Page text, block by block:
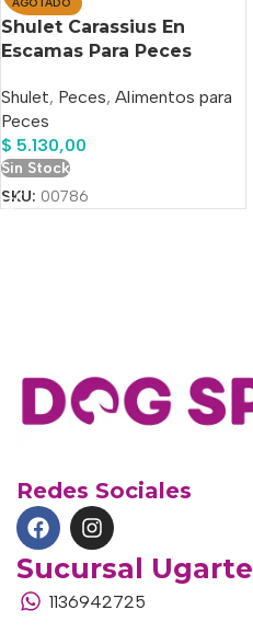
Shulet Carassius En
Escamas Para Peces
Shulet, Peces, Alimentos para
Peces
$ 5.130,00
Sin Stock
SKU: 00786
Redes Sociales
Sucursal Ugarte
1136942725